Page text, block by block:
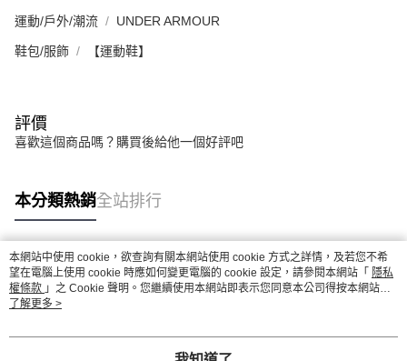
運動/戶外/潮流 UNDER ARMOUR
鞋包/服飾 【運動鞋】
評價
喜歡這個商品嗎？購買後給他一個好評吧
本分類熱銷全站排行
熱門標籤
本網站中使用 cookie，欲查詢有關本網站使用 cookie 方式之詳情，及若您不希
望在電腦上使用 cookie 時應如何變更電腦的 cookie 設定，請參閱本網站「 隱私
權條款 」之 Cookie 聲明。您繼續使用本網站即表示您同意本公司得按本網站使
用條款之 Cookie 聲明使用 cookie。
了解更多 >